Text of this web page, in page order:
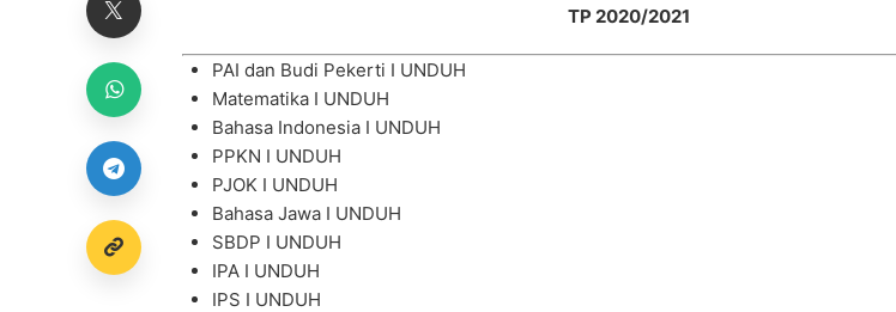
TP 2020/2021
PAI dan Budi Pekerti I UNDUH
Matematika I UNDUH
Bahasa Indonesia I UNDUH
PPKN I UNDUH
PJOK I UNDUH
Bahasa Jawa I UNDUH
SBDP I UNDUH
IPA I UNDUH
IPS I UNDUH